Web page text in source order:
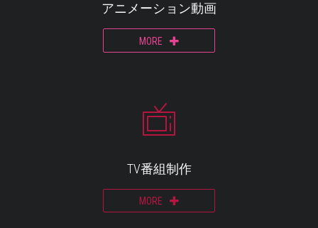
アニメーション動画
MORE
TV番組制作
MORE